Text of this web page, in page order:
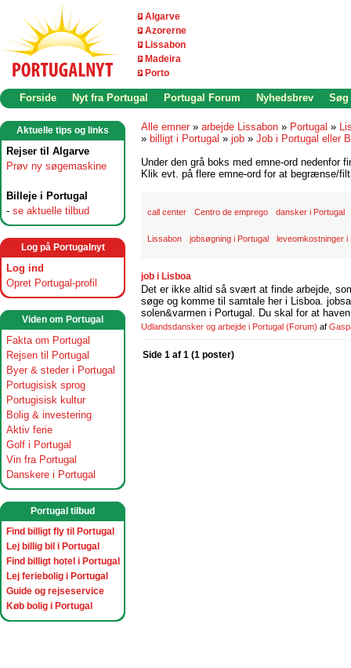
Algarve
Azorerne
Lissabon
Madeira
Porto
Forside Nyt fra Portugal Portugal Forum Nyhedsbrev Søg
Aktuelle tips og links
Rejser til Algarve
Prøv ny søgemaskine
Billeje i Portugal
- se aktuelle tilbud
Log på Portugalnyt
Log ind
Opret Portugal-profil
Viden om Portugal
Fakta om Portugal
Rejsen til Portugal
Byer & steder i Portugal
Portugisisk sprog
Portugisisk kultur
Bolig & investering
Aktiv ferie
Golf i Portugal
Vin fra Portugal
Danskere i Portugal
Portugal tilbud
Find billigt fly til Portugal
Lej billig bil i Portugal
Find billigt hotel i Portugal
Lej feriebolig i Portugal
Guide og rejseservice
Køb bolig i Portugal
Alle emner » arbejde Lissabon » Portugal »
» billigt i Portugal » job » Job i Portugal eller
Under den grå boks med emne-ord nedenfor
Klik evt. på flere emne-ord for at begrænse/
call center Centro de emprego dansker i Portugal
Lissabon jobsøgning i Portugal leveomkostninger i
job i Lisboa
Det er ikke altid så svært at finde arbejde,
søge og komme til samtale her i Lisboa.
solen&varmen i Portugal. Du skal for at
Udlandsdansker og arbejde i Portugal (Forum) af
Side 1 af 1 (1 poster)